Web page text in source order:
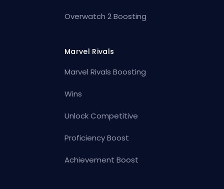
Overwatch 2 Boosting
Marvel Rivals
Marvel Rivals Boosting
Wins
Unlock Competitive
Proficiency Boost
Achievement Boost